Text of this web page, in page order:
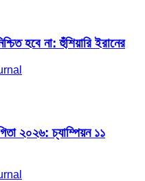
হবে না: হুঁশিয়ারি ইরানের
২০২৬: চ্যাম্পিয়ন ১১